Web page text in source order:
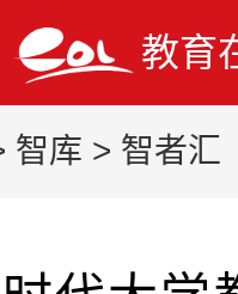
教育
智库 > 智者汇